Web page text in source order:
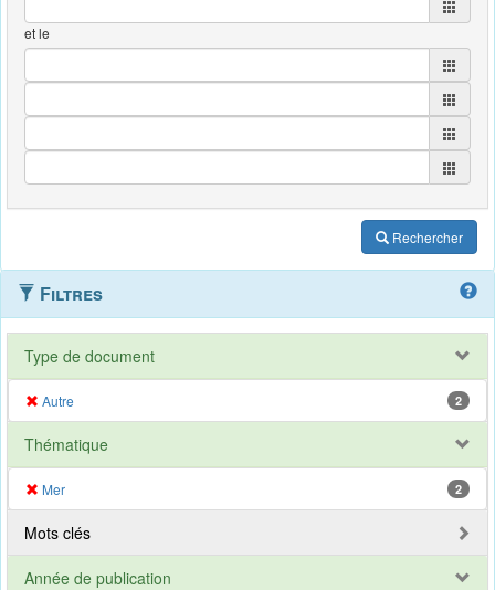
et le
Rechercher
Filtres
Type de document
Autre 2
Thématique
Mer 2
Mots clés
Année de publication